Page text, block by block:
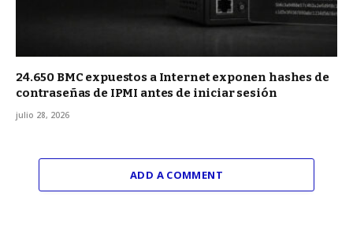
24.650 BMC expuestos a Internet exponen hashes de
contraseñas de IPMI antes de iniciar sesión
julio 28, 2026
ADD A COMMENT